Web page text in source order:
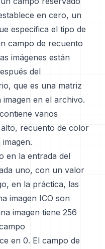
en cero, un
especifica el tipo de
campo de recuento
imágenes están
del
que es una matriz
en el archivo.
varios
recuento de color
en la entrada del
uno, con un valor
en la práctica, las
imagen ICO son
imagen tiene 256
en 0. El campo de